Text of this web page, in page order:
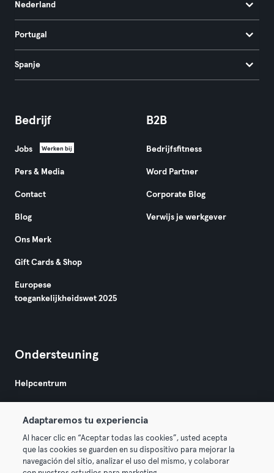
Nederland
Portugal
Spanje
Bedrijf
Jobs Werken bij
Pers & Media
Contact
Blog
Ons Merk
Gift Cards & Shop
Europese
toegankelijkheidswet 2025
B2B
Bedrijfsfitness
Word Partner
Corporate Blog
Verwijs je werkgever
Ondersteuning
Helpcentrum
Adaptaremos tu experiencia
Al hacer clic en “Aceptar todas las cookies”, usted acepta
que las cookies se guarden en su dispositivo para mejorar la
navegación del sitio, analizar el uso del mismo, y colaborar